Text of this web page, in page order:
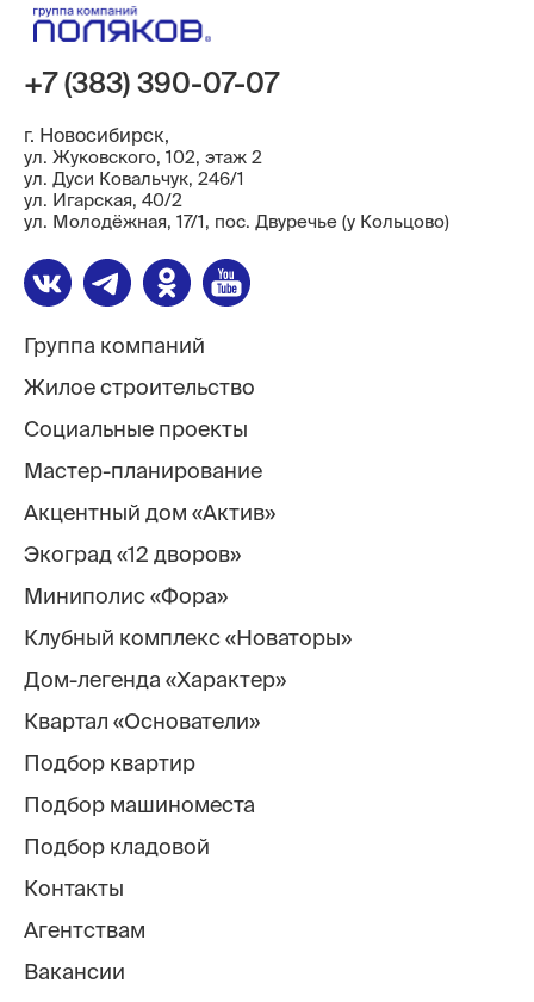
+7 (383) 390-07-07
г. Новосибирск,
ул. Жуковского, 102, этаж 2
ул. Дуси Ковальчук, 246/1
ул. ​Игарская, 40/2
ул. Молодёжная, 17/1, пос. Двуречье (у Кольцово)
Группа компаний
Жилое строительство
Социальные проекты
Мастер-планирование
Акцентный дом «Актив»
Экоград «12 дворов»
Миниполис «Фора»
Клубный комплекс «Новаторы»
Дом-легенда «Характер»
Квартал «Основатели»
Подбор квартир
Подбор машиноместа
Подбор кладовой
Контакты
Агентствам
Вакансии